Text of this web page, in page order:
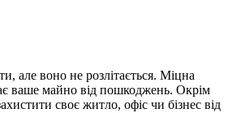
але воно не розлітається. Міцна
ваше майно від пошкоджень. Окрім
своє житло, офіс чи бізнес від